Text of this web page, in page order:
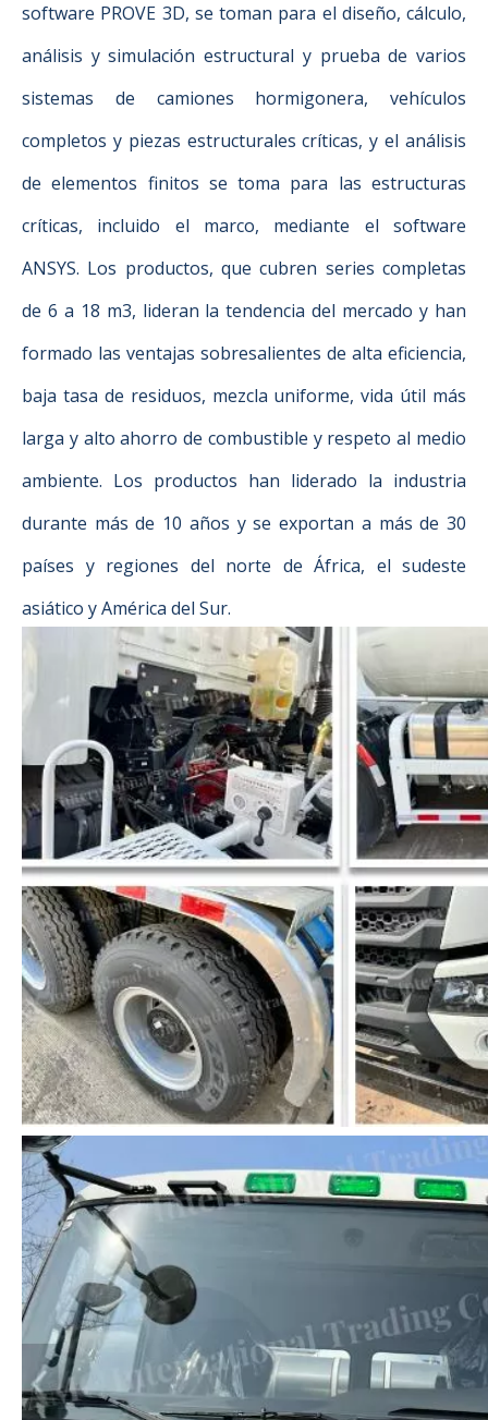
software PROVE 3D, se toman para el diseño, cálculo,
análisis y simulación estructural y prueba de varios
sistemas de camiones hormigonera, vehículos
completos y piezas estructurales críticas, y el análisis
de elementos finitos se toma para las estructuras
críticas, incluido el marco, mediante el software
ANSYS. Los productos, que cubren series completas
de 6 a 18 m3, lideran la tendencia del mercado y han
formado las ventajas sobresalientes de alta eficiencia,
baja tasa de residuos, mezcla uniforme, vida útil más
larga y alto ahorro de combustible y respeto al medio
ambiente. Los productos han liderado la industria
durante más de 10 años y se exportan a más de 30
países y regiones del norte de África, el sudeste
asiático y América del Sur.